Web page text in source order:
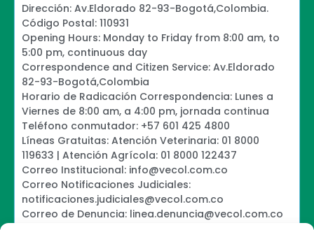
Dirección: Av.Eldorado 82-93-Bogotá,Colombia.
Código Postal: 110931
Opening Hours: Monday to Friday from 8:00 am, to
5:00 pm, continuous day
Correspondence and Citizen Service: Av.Eldorado
82-93-Bogotá,Colombia
Horario de Radicación Correspondencia: Lunes a
Viernes de 8:00 am, a 4:00 pm, jornada continua
Teléfono conmutador: +57 601 425 4800
Líneas Gratuitas: Atención Veterinaria: 01 8000
119633 | Atención Agrícola: 01 8000 122437
Correo Institucional: info@vecol.com.co
Correo Notificaciones Judiciales:
notificaciones.judiciales@vecol.com.co
Correo de Denuncia: linea.denuncia@vecol.com.co